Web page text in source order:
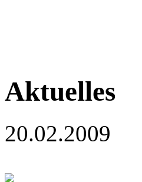
Aktuelles
20.02.2009